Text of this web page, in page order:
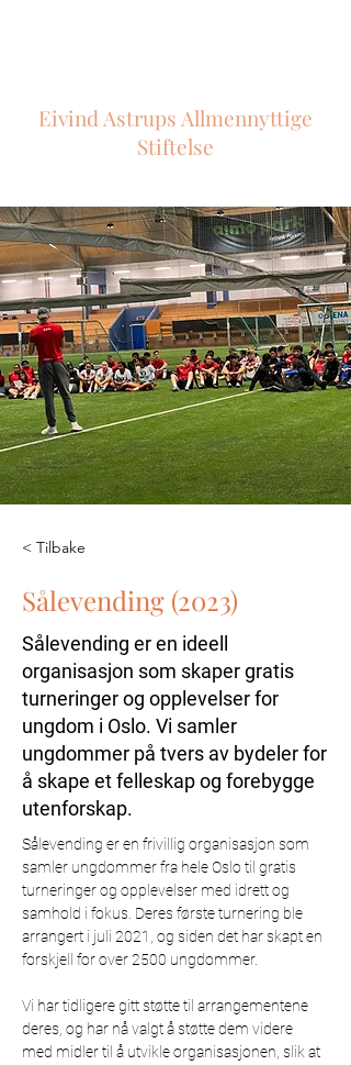
Eivind Astrups Allmennyttige
Stiftelse
< Tilbake
Sålevending (2023)
Sålevending er en ideell
organisasjon som skaper gratis
turneringer og opplevelser for
ungdom i Oslo. Vi samler
ungdommer på tvers av bydeler for
å skape et felleskap og forebygge
utenforskap.
Sålevending er en frivillig organisasjon som
samler ungdommer fra hele Oslo til gratis
turneringer og opplevelser med idrett og
samhold i fokus. Deres første turnering ble
arrangert i juli 2021, og siden det har skapt en
forskjell for over 2500 ungdommer.
Vi har tidligere gitt støtte til arrangementene
deres, og har nå valgt å støtte dem videre
med midler til å utvikle organisasjonen, slik at